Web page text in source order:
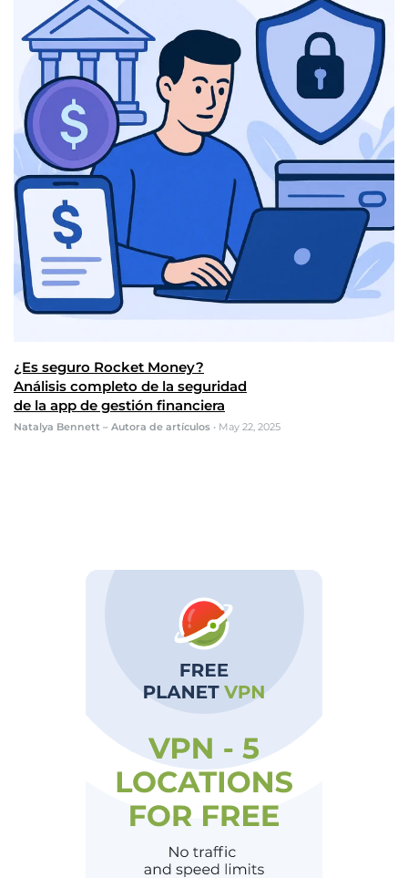
¿Es seguro Rocket Money?
Análisis completo de la seguridad
de la app de gestión financiera
Natalya Bennett – Autora de artículos • May 22, 2025